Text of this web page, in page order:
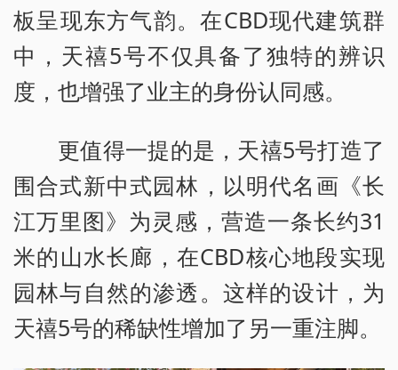
板呈现东方气韵。在CBD现代建筑群
中，天禧5号不仅具备了独特的辨识
度，也增强了业主的身份认同感。
更值得一提的是，天禧5号打造了
围合式新中式园林，以明代名画《长
江万里图》为灵感，营造一条长约31
米的山水长廊，在CBD核心地段实现
园林与自然的渗透。这样的设计，为
天禧5号的稀缺性增加了另一重注脚。